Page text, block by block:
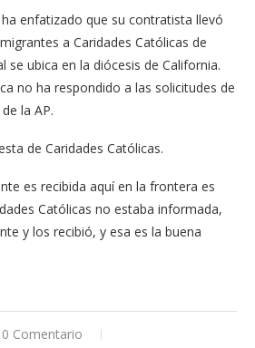
enfatizado que su contratista llevó
a Caridades Católicas de
se ubica en la diócesis de California.
no ha respondido a las solicitudes de
la AP.
de Caridades Católicas.
es recibida aquí en la frontera es
Católicas no estaba informada,
y los recibió, y esa es la buena
0 Comentario